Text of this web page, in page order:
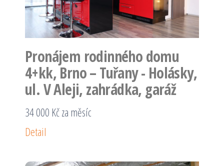
Pronájem rodinného domu
4+kk, Brno – Tuřany - Holásky,
ul. V Aleji, zahrádka, garáž
34 000 Kč za měsíc
Detail